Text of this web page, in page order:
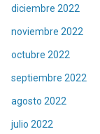
diciembre 2022
noviembre 2022
octubre 2022
septiembre 2022
agosto 2022
julio 2022